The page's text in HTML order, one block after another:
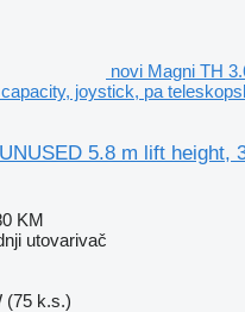
novi Magni TH
joystick, pa
5.8 m lift height,
KM
utovarivač
(75 k.s.)